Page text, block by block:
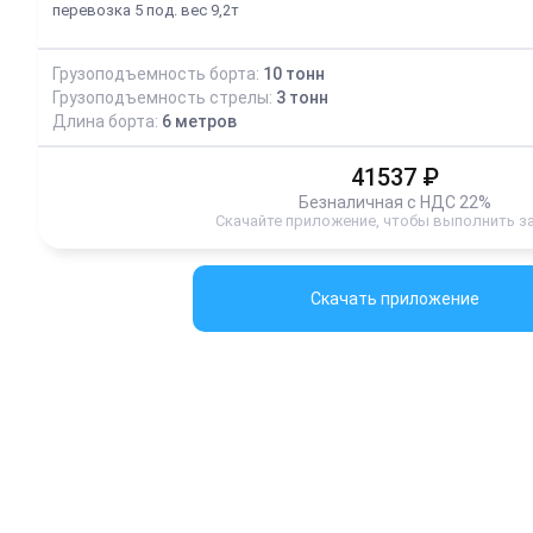
перевозка 5 под. вес 9,2т
Грузоподъемность борта: 10 тонн
Грузоподъемность стрелы: 3 тонн
Длина борта: 6 метров
41537 ₽
Безналичная с НДС 22%
Скачайте приложение, чтобы выполнить
Скачать приложение